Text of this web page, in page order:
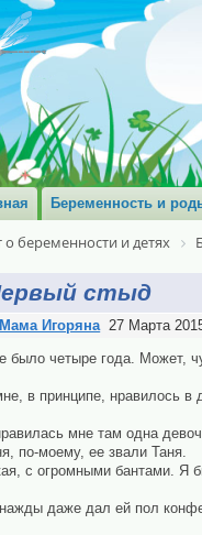
Беременность и
о беременности и детях
стыд
Мама Игоряна 27 Марта
было четыре года. Может,
в принципе, нравилось в
мне там одна
по-моему, ее звали Таня.
с огромными бантами. Я
даже дал ей пол